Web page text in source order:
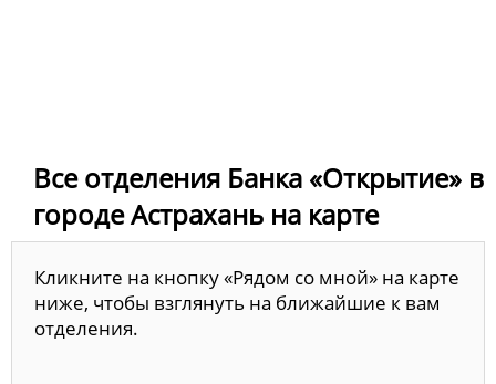
Все отделения Банка «Открытие» в
городе Астрахань на карте
Кликните на кнопку «Рядом со мной» на карте
ниже, чтобы взглянуть на ближайшие к вам
отделения.